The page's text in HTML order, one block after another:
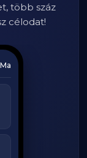
több száz
célodat!
Ma